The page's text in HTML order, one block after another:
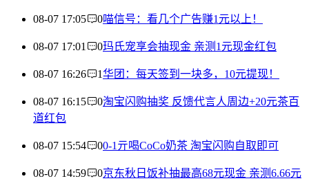
08-07 17:05 0喵信号：看几个广告赚1元以上！
08-07 17:01 0玛氏宠享会抽现金 亲测1元现金红包
08-07 16:26 1华团：每天签到一块多，10元提现！
08-07 16:15 0淘宝闪购抽奖 反馈代言人周边+20元茶百
道红包
08-07 15:54 00-1亓喝CoCo奶茶 淘宝闪购自取即可
08-07 14:59 0京东秋日饭补抽最高68元现金 亲测6.66元